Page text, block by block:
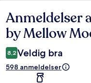
Anmeldelser
Anmeldelser
by Mellow
8,2 Veldig bra
598 anmeldelser